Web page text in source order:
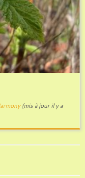
(mis à jour il y a